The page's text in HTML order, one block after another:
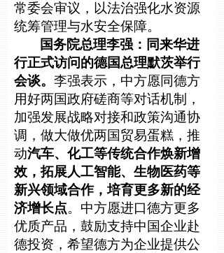
常委会审议，以法治强化水资源
统筹管理与水安全保障。
国务院总理李强：同来华进
行正式访问的德国总理默茨举行
会谈。 李强表示，中方愿同德方
用好两国政府磋商等对话机制，
加强发展战略对接和政策沟通协
调，做大做优两国贸易蛋糕，推
动汽车、化工等传统合作焕新增
效，拓展人工智能、生物医药等
新兴领域合作，培育更多新的经
济增长点。中方愿进口德方更多
优质产品，鼓励支持中国企业赴
德投资，希望德方为企业提供公